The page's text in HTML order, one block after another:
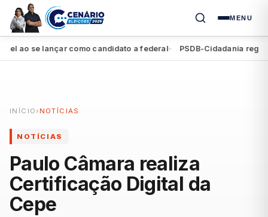
MENU
se lançar como candidato a federal● PSDB-Cidadania registra
INÍCIO › NOTÍCIAS
NOTÍCIAS
Paulo Câmara realiza
Certificação Digital da
Cepe